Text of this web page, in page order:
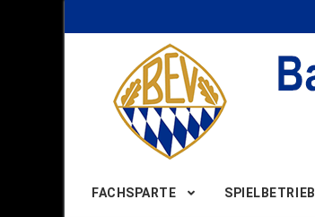
FACHSPARTE SPIELBETRIEB